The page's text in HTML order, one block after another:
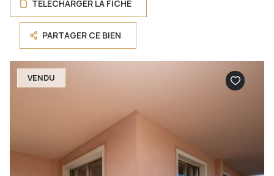
TÉLÉCHARGER LA FICHE
PARTAGER CE BIEN
VENDU